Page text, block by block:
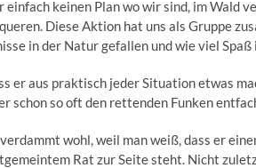
keinen Plan wo wir sind, im Wald
Diese Aktion hat uns als Gruppe
in der Natur gefallen und wie viel
er aus praktisch jeder Situation etwas
schon so oft den rettenden Funken
wohl, weil man weiß, dass er
Rat zur Seite steht. Nicht